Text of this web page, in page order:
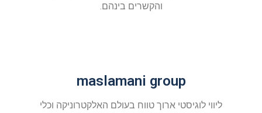
והקשרים בינהם.
maslamani group
ליווי לוגיסטי ארוך טווח בעולם האלקטרוניקה וכלי